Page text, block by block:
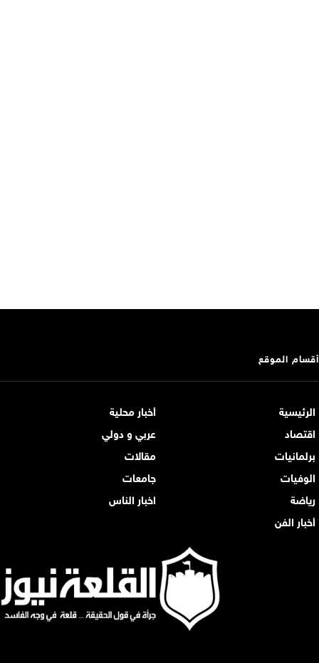
أقسام الموقع
الرئيسية
أخبار محلية
اقتصاد
عربي و دولي
برلمانيات
مقالات
الوفيات
جامعات
رياضة
اخبار الناس
أخبار الفن